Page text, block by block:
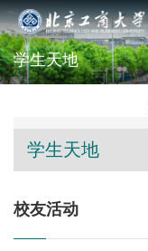
学生天地
学生天地
校友活动